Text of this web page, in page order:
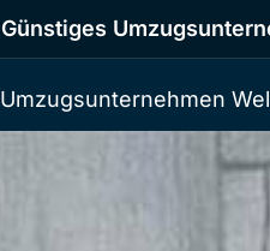
Günstiges
Umzugsunternehmen